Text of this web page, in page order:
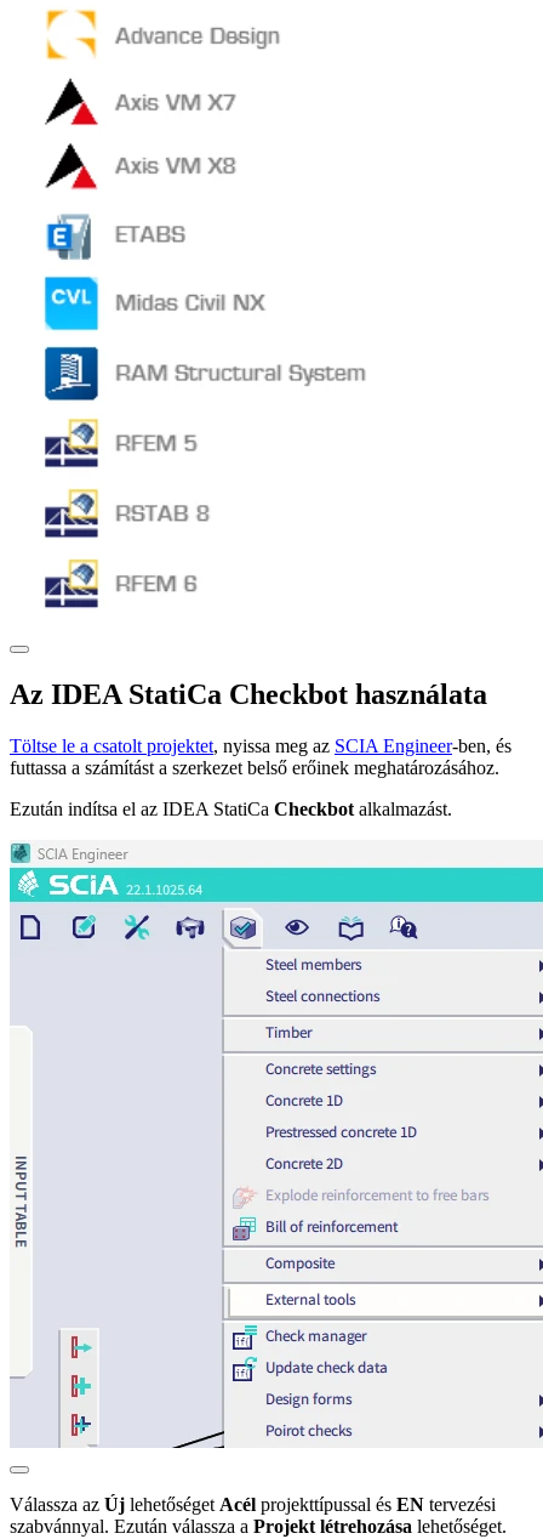
Az IDEA StatiCa Checkbot használata
Töltse le a csatolt projektet, nyissa meg az SCIA Engineer-ben, és
futtassa a számítást a szerkezet belső erőinek meghatározásához.
Ezután indítsa el az IDEA StatiCa Checkbot alkalmazást.
Válassza az Új lehetőséget Acél projekttípussal és EN tervezési
szabvánnyal. Ezután válassza a Projekt létrehozása lehetőséget.